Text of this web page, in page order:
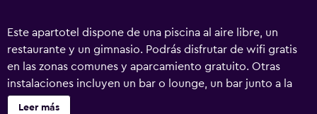
Este apartotel dispone de una piscina al aire libre, un
restaurante y un gimnasio. Podrás disfrutar de wifi gratis
en las zonas comunes y aparcamiento gratuito. Otras
instalaciones incluyen un bar o lounge, un bar junto a la
piscina y un centro de negocios. Cada apartamento
Leer más